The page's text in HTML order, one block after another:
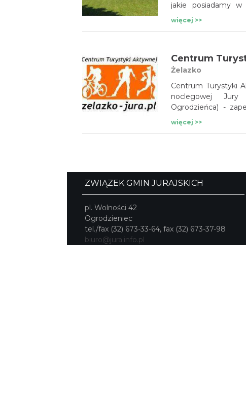
jakie posiadamy w
pozwoliło nam
a następnie wyjść
więcej >>
Centrum
Żelazko
Centrum Turystyki
noclegowej Jury
Ogrodzieńca) -
zorganizowanych
w terenie.
więcej >>
ZWIĄZEK GMIN JURAJSKICH
pl. Wolności 42
Ogrodzieniec
tel./fax (32) 673-33-64, fax (32) 673-37-98
biuro@jura.info.pl